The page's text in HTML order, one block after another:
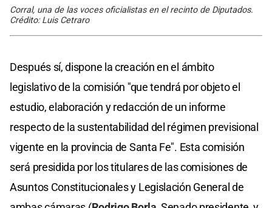
Corral, una de las voces oficialistas en el recinto de Diputados.
Crédito: Luis Cetraro
Después sí, dispone la creación en el ámbito
legislativo de la comisión "que tendrá por objeto el
estudio, elaboración y redacción de un informe
respecto de la sustentabilidad del régimen previsional
vigente en la provincia de Santa Fe". Esta comisión
será presidida por los titulares de las comisiones de
Asuntos Constitucionales y Legislación General de